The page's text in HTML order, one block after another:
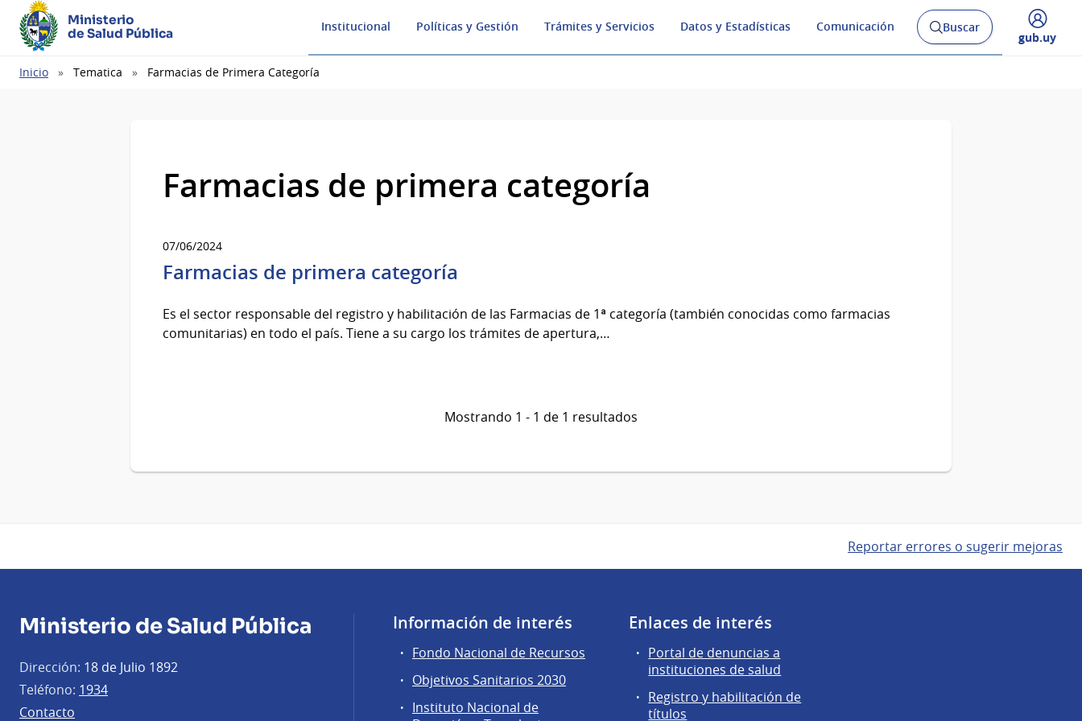
Ministerio
de Salud Pública
Institucional Políticas y Gestión Trámites y Servicios Datos y Estadísticas Comunicación
Abrir
buscador
Buscar
Desplegar
gub.uy
Ruta
Inicio Tematica Farmacias de Primera Categoría
Farmacias de primera categoría
07/06/2024
Farmacias de primera categoría
Es el sector responsable del registro y habilitación de las Farmacias de 1ª categoría (también conocidas como farmacias
comunitarias) en todo el país. Tiene a su cargo los trámites de apertura,…
Mostrando 1 - 1 de 1 resultados
Reportar errores o sugerir mejoras
Ministerio de Salud Pública
Dirección: 18 de Julio 1892
Teléfono: 1934
Contacto
Información de interés
Fondo Nacional de Recursos
Objetivos Sanitarios 2030
Instituto Nacional de
Enlaces de interés
Portal de denuncias a
instituciones de salud
Registro y habilitación de
títulos